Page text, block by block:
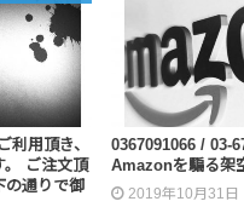
用頂き、
。 ご注文頂
の通りで御
0367091066 / 03-
Amazonを騙る架
2019年10月31日